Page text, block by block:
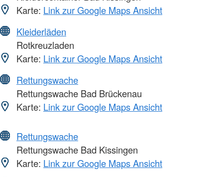
Karte: Link zur Google Maps Ansicht
Kleiderläden
Rotkreuzladen
Karte: Link zur Google Maps Ansicht
Rettungswache
Rettungswache Bad Brückenau
Karte: Link zur Google Maps Ansicht
Rettungswache
Rettungswache Bad Kissingen
Karte: Link zur Google Maps Ansicht